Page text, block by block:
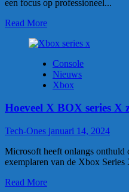
een focus op professioneel...
Read More
Console
Nieuws
Xbox
Hoeveel X BOX series X
Tech-Ones januari 14, 2024
Microsoft heeft onlangs onthuld
exemplaren van de Xbox
Read More